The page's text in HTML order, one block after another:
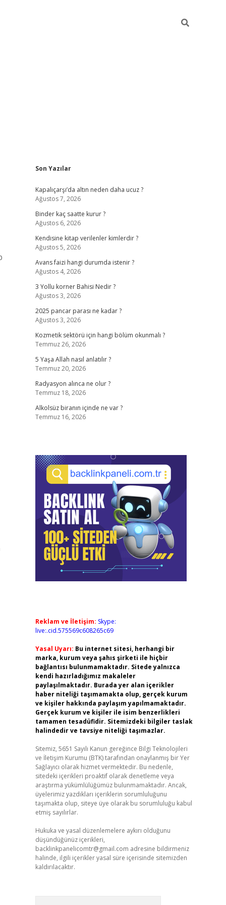
Sidebar
Son Yazılar
Kapalıçarşı’da altın neden daha ucuz ?
Ağustos 7, 2026
Binder kaç saatte kurur ?
Ağustos 6, 2026
Kendisine kitap verilenler kimlerdir ?
Ağustos 5, 2026
Avans faizi hangi durumda istenir ?
Ağustos 4, 2026
3 Yollu korner Bahisi Nedir ?
Ağustos 3, 2026
2025 pancar parası ne kadar ?
Ağustos 3, 2026
Kozmetik sektörü için hangi bölüm okunmalı ?
Temmuz 26, 2026
5 Yaşa Allah nasıl anlatılır ?
Temmuz 20, 2026
Radyasyon alınca ne olur ?
Temmuz 18, 2026
Alkolsüz biranın içinde ne var ?
Temmuz 16, 2026
Reklam ve İletişim: Skype:
live:.cid.575569c608265c69
Yasal Uyarı: Bu internet sitesi, herhangi bir
marka, kurum veya şahıs şirketi ile hiçbir
bağlantısı bulunmamaktadır. Sitede yalnızca
kendi hazırladığımız makaleler
paylaşılmaktadır. Burada yer alan içerikler
haber niteliği taşımamakta olup, gerçek kurum
ve kişiler hakkında paylaşım yapılmamaktadır.
Gerçek kurum ve kişiler ile isim benzerlikleri
tamamen tesadüfidir. Sitemizdeki bilgiler taslak
halindedir ve tavsiye niteliği taşımazlar.
Sitemiz, 5651 Sayılı Kanun gereğince Bilgi Teknolojileri
ve İletişim Kurumu (BTK) tarafından onaylanmış bir Yer
Sağlayıcı olarak hizmet vermektedir. Bu nedenle,
sitedeki içerikleri proaktif olarak denetleme veya
araştırma yükümlülüğümüz bulunmamaktadır. Ancak,
üyelerimiz yazdıkları içeriklerin sorumluluğunu
taşımakta olup, siteye üye olarak bu sorumluluğu kabul
etmiş sayılırlar.
Hukuka ve yasal düzenlemelere aykırı olduğunu
düşündüğünüz içerikleri,
backlinkpanelicomtr@gmail.com adresine bildirmeniz
halinde, ilgili içerikler yasal süre içerisinde sitemizden
kaldırılacaktır.
ilbet güncel giriş adresi